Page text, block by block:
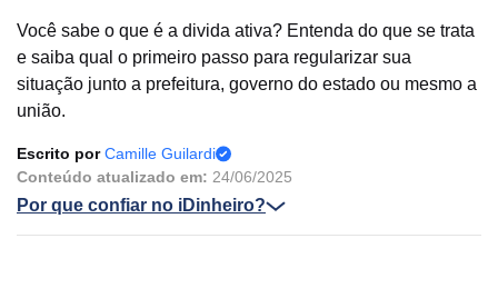
Você sabe o que é a divida ativa? Entenda do que se trata
e saiba qual o primeiro passo para regularizar sua
situação junto a prefeitura, governo do estado ou mesmo a
união.
Escrito porCamille Guilardi
Conteúdo atualizado em: 24/06/2025
Por que confiar no iDinheiro?